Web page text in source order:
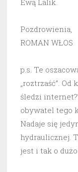
Ewą Lalik.
Pozdrowienia,
ROMAN WŁOS
p.s. Te
„roztrzaść”.
śledzi
obywatel tego
Nadaje się
hydraulicznej.
jest i tak o